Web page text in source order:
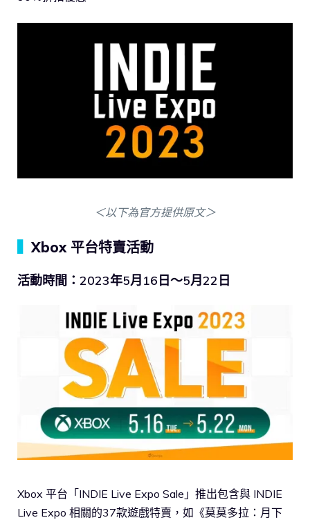
＜以下為官方提供原文＞
Xbox 平台特賣活動
活動時間：2023年5月16日～5月22日
Xbox 平台「INDIE Live Expo Sale」推出包含與 INDIE
Live Expo 相關的37款遊戲特賣，如《莫莫多拉：月下